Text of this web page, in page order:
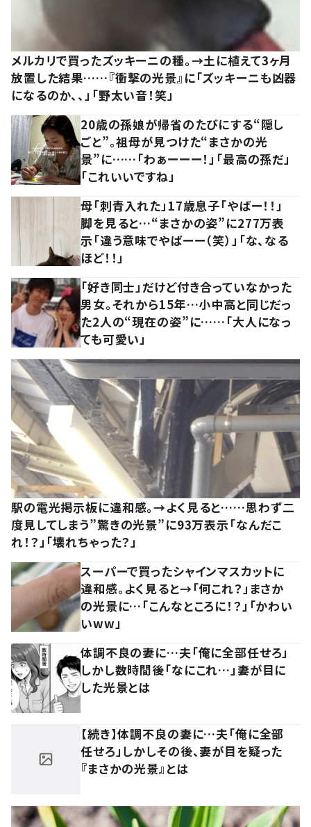
メルカリで買ったズッキーニの種。→土に植えて3ヶ月
放置した結果……『衝撃の光景』に「ズッキーニも凶器
になるのか、、」「野太い音！笑」
20歳の孫娘が帰省のたびにする“隠し
ごと”。祖母が見つけた“まさかの光
景”に……「わぁーーー！」「最高の孫だ」
「これいいですね」
母「刺青入れた」17歳息子「やばー！！」
脚を見ると…“まさかの姿”に277万表
示「違う意味でやばーー（笑）」「な、なる
ほど！！」
「好き同士」だけど付き合っていなかった
男女。それから15年…小中高と同じだっ
た2人の“現在の姿”に……「大人になっ
ても可愛い」
駅の電光掲示板に違和感。→よく見ると……思わず二
度見してしまう”驚きの光景”に93万表示「なんだこ
れ！？」「壊れちゃった？」
スーパーで買ったシャインマスカットに
違和感。よく見ると→「何これ？」まさか
の光景に…「こんなところに！？」「かわい
いww」
体調不良の妻に…夫「俺に全部任せろ」
しかし数時間後「なにこれ…」妻が目に
した光景とは
【続き】体調不良の妻に…夫「俺に全部
任せろ」しかしその後、妻が目を疑った
『まさかの光景』とは